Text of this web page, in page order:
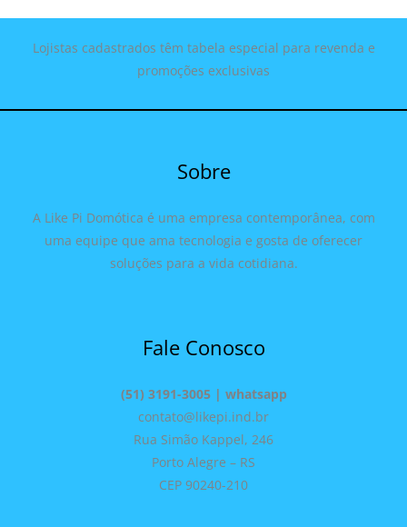
Lojistas cadastrados têm tabela especial para revenda e
promoções exclusivas
Sobre
A Like Pi Domótica é uma empresa contemporânea, com
uma equipe que ama tecnologia e gosta de oferecer
soluções para a vida cotidiana.
Fale Conosco
(51) 3191-3005 | whatsapp
contato@likepi.ind.br
Rua Simão Kappel, 246
Porto Alegre – RS
CEP 90240-210